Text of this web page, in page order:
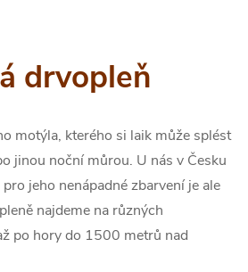
drvopleň
motýla, kterého si laik může splést
jinou noční můrou. U nás v Česku
jeho nenápadné zbarvení je ale
najdeme na různých
po hory do 1500 metrů nad